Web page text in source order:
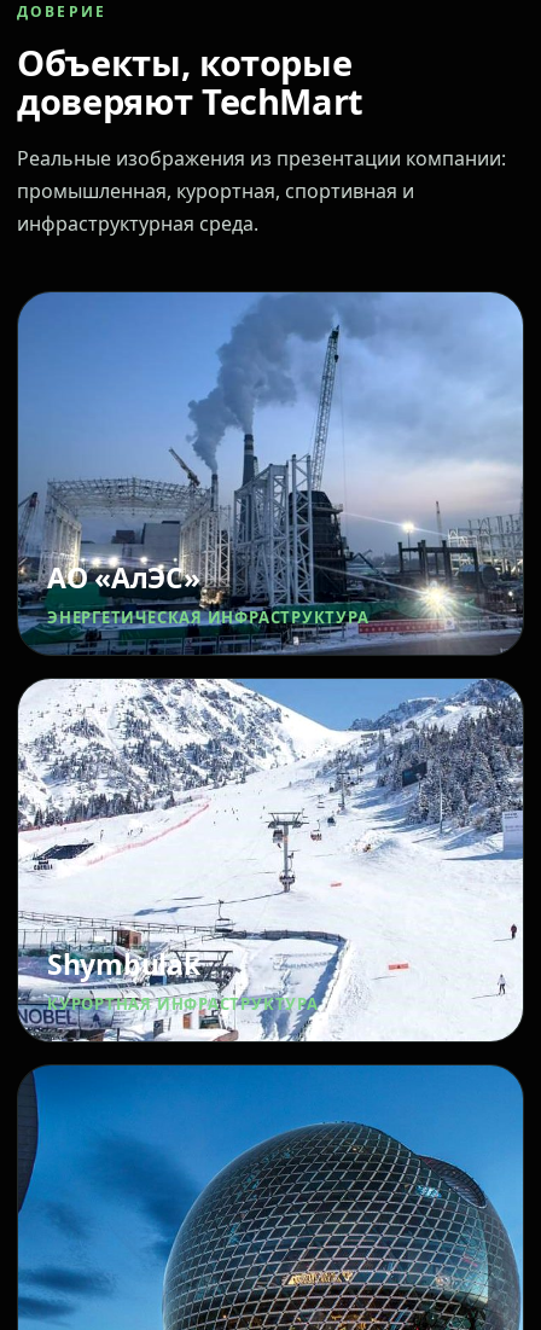
ДОВЕРИЕ
Объекты, которые
доверяют TechMart
Реальные изображения из презентации компании:
промышленная, курортная, спортивная и
инфраструктурная среда.
АО «АлЭС»
ЭНЕРГЕТИЧЕСКАЯ ИНФРАСТРУКТУРА
Shymbulak
КУРОРТНАЯ ИНФРАСТРУКТУРА